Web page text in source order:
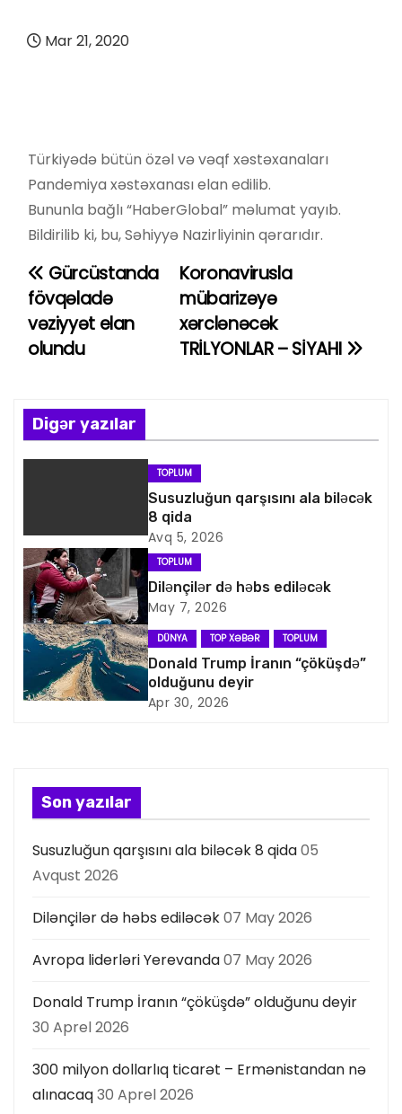
Mar 21, 2020
Türkiyədə bütün özəl və vəqf xəstəxanaları
Pandemiya xəstəxanası elan edilib.
Bununla bağlı “HaberGlobal” məlumat yayıb.
Bildirilib ki, bu, Səhiyyə Nazirliyinin qərarıdır.
Y
a
z
n
a
i
q
a
s
i
s
ı
Koronavirusla
mübarizəyə
xərclənəcək
TRİLYONLAR – SİYAHI
Gürcüstanda
fövqəladə
vəziyyət elan
olundu
Digər yazılar
TOPLUM
Susuzluğun qarşısını ala biləcək
8 qida
Avq 5, 2026
TOPLUM
Dilənçilər də həbs ediləcək
May 7, 2026
DÜNYA TOP XƏBƏR TOPLUM
Donald Trump İranın “çöküşdə”
olduğunu deyir
Apr 30, 2026
Son yazılar
Susuzluğun qarşısını ala biləcək 8 qida05
Avqust 2026
Dilənçilər də həbs ediləcək07 May 2026
Avropa liderləri Yerevanda07 May 2026
Donald Trump İranın “çöküşdə” olduğunu deyir
30 Aprel 2026
300 milyon dollarlıq ticarət – Ermənistandan nə
alınacaq30 Aprel 2026